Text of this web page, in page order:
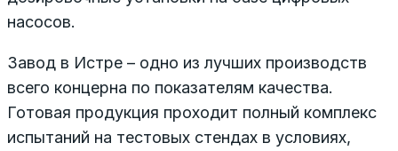
насосов.
Завод в Истре – одно из лучших производств
всего концерна по показателям качества.
Готовая продукция проходит полный комплекс
испытаний на тестовых стендах в условиях,